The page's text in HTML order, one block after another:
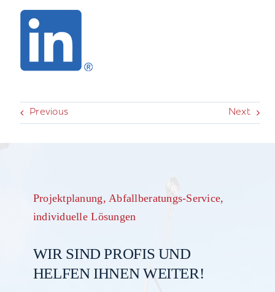
nach:
Previous Next
Projektplanung, Abfallberatungs-Service,
individuelle Lösungen
WIR SIND PROFIS UND
HELFEN IHNEN WEITER!